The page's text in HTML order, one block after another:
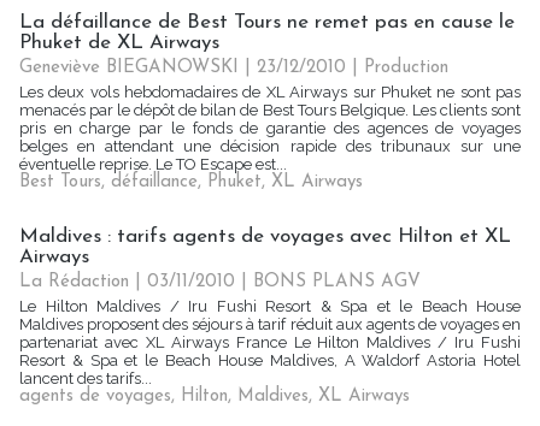
La défaillance de Best Tours ne remet pas en cause le
Phuket de XL Airways
Geneviève BIEGANOWSKI | 23/12/2010
Production
Les deux vols hebdomadaires de XL Airways sur Phuket ne sont pas
menacés par le dépôt de bilan de Best Tours Belgique. Les clients sont
pris en charge par le fonds de garantie des agences de voyages
belges en attendant une décision rapide des tribunaux sur une
éventuelle reprise. Le TO Escape est...
Best Tours, défaillance, Phuket, XL Airways
Maldives : tarifs agents de voyages avec Hilton et XL
Airways
La Rédaction | 03/11/2010
BONS PLANS AGV
Le Hilton Maldives / Iru Fushi Resort & Spa et le Beach House
Maldives proposent des séjours à tarif réduit aux agents de voyages en
partenariat avec XL Airways France Le Hilton Maldives / Iru Fushi
Resort & Spa et le Beach House Maldives, A Waldorf Astoria Hotel
lancent des tarifs...
agents de voyages, Hilton, Maldives, XL Airways